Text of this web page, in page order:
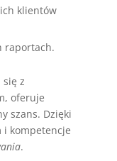
klientów
raportach.
z
oferuje
szans. Dzięki
i kompetencje
.